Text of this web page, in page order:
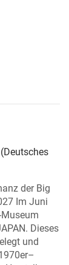
der Big
Im Juni
Dieses
und